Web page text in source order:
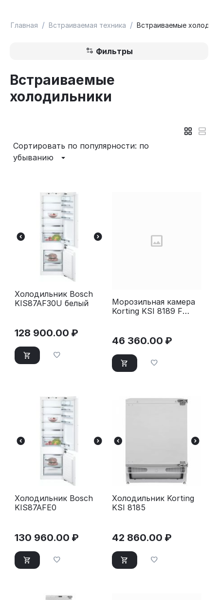
Главная / Встраиваемая техника / Встраиваемые
Фильтры
Встраиваемые
холодильники
Сортировать по популярности: по
убыванию
Холодильник Bosch
KIS87AF30U белый
128 900.00 ₽
Морозильная камера
Korting KSI 8189 F
46 360.00 ₽
Холодильник Bosch
KIS87AFE0
130 960.00 ₽
Холодильник Korting
KSI 8185
42 860.00 ₽